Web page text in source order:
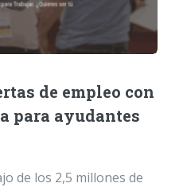
de empleo con
para ayudantes
de los 2,5 millones de